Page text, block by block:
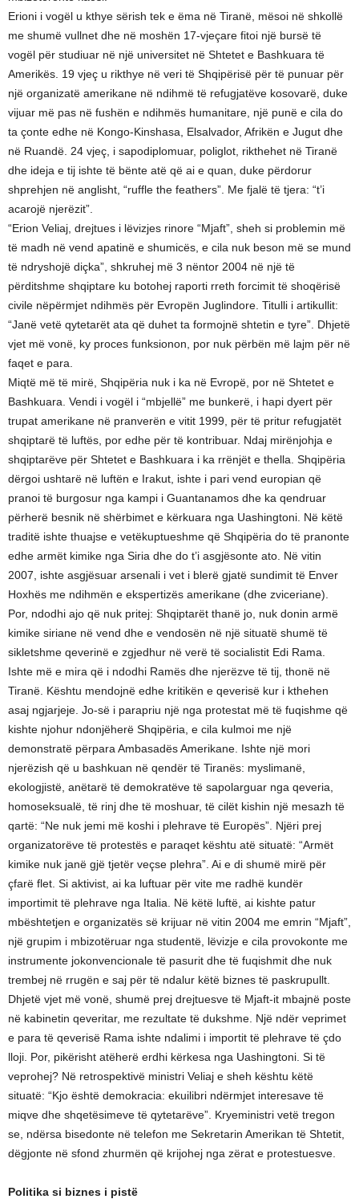
Erioni i vogël u kthye sërish tek e ëma në Tiranë, mësoi në shkollë
me shumë vullnet dhe në moshën 17-vjeçare fitoi një bursë të
vogël për studiuar në një universitet në Shtetet e Bashkuara të
Amerikës. 19 vjeç u rikthye në veri të Shqipërisë për të punuar për
një organizatë amerikane në ndihmë të refugjatëve kosovarë, duke
vijuar më pas në fushën e ndihmës humanitare, një punë e cila do
ta çonte edhe në Kongo-Kinshasa, Elsalvador, Afrikën e Jugut dhe
në Ruandë. 24 vjeç, i sapodiplomuar, poliglot, rikthehet në Tiranë
dhe ideja e tij ishte të bënte atë që ai e quan, duke përdorur
shprehjen në anglisht, “ruffle the feathers”. Me fjalë të tjera: “t’i
acarojë njerëzit”.
“Erion Veliaj, drejtues i lëvizjes rinore “Mjaft”, sheh si problemin më
të madh në vend apatinë e shumicës, e cila nuk beson më se mund
të ndryshojë diçka”, shkruhej më 3 nëntor 2004 në një të
përditshme shqiptare ku botohej raporti rreth forcimit të shoqërisë
civile nëpërmjet ndihmës për Evropën Juglindore. Titulli i artikullit:
“Janë vetë qytetarët ata që duhet ta formojnë shtetin e tyre”. Dhjetë
vjet më vonë, ky proces funksionon, por nuk përbën më lajm për në
faqet e para.
Miqtë më të mirë, Shqipëria nuk i ka në Evropë, por në Shtetet e
Bashkuara. Vendi i vogël i “mbjellë” me bunkerë, i hapi dyert për
trupat amerikane në pranverën e vitit 1999, për të pritur refugjatët
shqiptarë të luftës, por edhe për të kontribuar. Ndaj mirënjohja e
shqiptarëve për Shtetet e Bashkuara i ka rrënjët e thella. Shqipëria
dërgoi ushtarë në luftën e Irakut, ishte i pari vend europian që
pranoi të burgosur nga kampi i Guantanamos dhe ka qendruar
përherë besnik në shërbimet e kërkuara nga Uashingtoni. Në këtë
traditë ishte thuajse e vetëkuptueshme që Shqipëria do të pranonte
edhe armët kimike nga Siria dhe do t’i asgjësonte ato. Në vitin
2007, ishte asgjësuar arsenali i vet i blerë gjatë sundimit të Enver
Hoxhës me ndihmën e ekspertizës amerikane (dhe zviceriane).
Por, ndodhi ajo që nuk pritej: Shqiptarët thanë jo, nuk donin armë
kimike siriane në vend dhe e vendosën në një situatë shumë të
sikletshme qeverinë e zgjedhur në verë të socialistit Edi Rama.
Ishte më e mira që i ndodhi Ramës dhe njerëzve të tij, thonë në
Tiranë. Kështu mendojnë edhe kritikën e qeverisë kur i kthehen
asaj ngjarjeje. Jo-së i parapriu një nga protestat më të fuqishme që
kishte njohur ndonjëherë Shqipëria, e cila kulmoi me një
demonstratë përpara Ambasadës Amerikane. Ishte një mori
njerëzish që u bashkuan në qendër të Tiranës: myslimanë,
ekologjistë, anëtarë të demokratëve të sapolarguar nga qeveria,
homoseksualë, të rinj dhe të moshuar, të cilët kishin një mesazh të
qartë: “Ne nuk jemi më koshi i plehrave të Europës”. Njëri prej
organizatorëve të protestës e paraqet kështu atë situatë: “Armët
kimike nuk janë gjë tjetër veçse plehra”. Ai e di shumë mirë për
çfarë flet. Si aktivist, ai ka luftuar për vite me radhë kundër
importimit të plehrave nga Italia. Në këtë luftë, ai kishte patur
mbështetjen e organizatës së krijuar në vitin 2004 me emrin “Mjaft”,
një grupim i mbizotëruar nga studentë, lëvizje e cila provokonte me
instrumente jokonvencionale të pasurit dhe të fuqishmit dhe nuk
trembej në rrugën e saj për të ndalur këtë biznes të paskrupullt.
Dhjetë vjet më vonë, shumë prej drejtuesve të Mjaft-it mbajnë poste
në kabinetin qeveritar, me rezultate të dukshme. Një ndër veprimet
e para të qeverisë Rama ishte ndalimi i importit të plehrave të çdo
lloji. Por, pikërisht atëherë erdhi kërkesa nga Uashingtoni. Si të
veprohej? Në retrospektivë ministri Veliaj e sheh kështu këtë
situatë: “Kjo është demokracia: ekuilibri ndërmjet interesave të
miqve dhe shqetësimeve të qytetarëve”. Kryeministri vetë tregon
se, ndërsa bisedonte në telefon me Sekretarin Amerikan të Shtetit,
dëgjonte në sfond zhurmën që krijohej nga zërat e protestuesve.
Politika si biznes i pistë